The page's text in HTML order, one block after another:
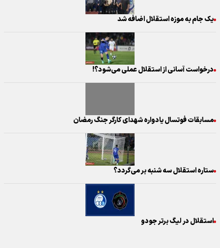
یک جام به موزه استقلال اضافه شد
درخواست آسانی از استقلال عملی می‌شود؟!
مسابقات فوتسال یادواره شهدای کارگر جنگ رمضان
ستاره استقلال سه شنبه بر می‌گردد؟
استقلال در لیگ برتر جودو